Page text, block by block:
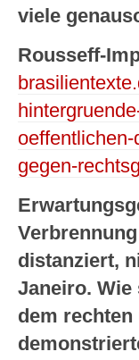
viele
Rousseff-
gegen-
distanziert,
Janeiro.
dem